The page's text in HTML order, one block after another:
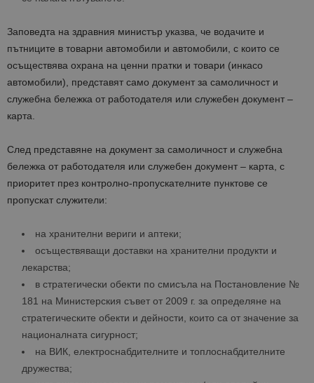
Заповедта на здравния министър указва, че водачите и
пътниците в товарни автомобили и автомобили, с които се
осъществява охрана на ценни пратки и товари (инкасо
автомобили), представят само документ за самоличност и
служебна бележка от работодателя или служебен документ –
карта.
След представяне на документ за самоличност и служебна
бележка от работодателя или служебен документ – карта, с
приоритет през контролно-пропускателните пунктове се
пропускат служители:
на хранителни вериги и аптеки;
осъществяващи доставки на хранителни продукти и
лекарства;
в стратегически обекти по смисъла на Постановление №
181 на Министерския съвет от 2009 г. за определяне на
стратегическите обекти и дейности, които са от значение за
националната сигурност;
на ВИК, електроснабдителните и топлоснабдителните
дружества;